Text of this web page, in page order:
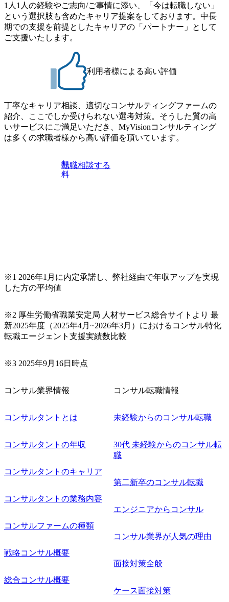
1人1人の経験やご志向/ご事情に添い、「今は転職しない」
という選択肢も含めたキャリア提案をしております。中長
期での支援を前提としたキャリアの「パートナー」として
ご支援いたします。
利用者様による高い評価
丁寧なキャリア相談、適切なコンサルティングファームの
紹介、ここでしか受けられない選考対策。そうした質の高
いサービスにご満足いただき、MyVisionコンサルティング
は多くの求職者様から高い評価を頂いています。
無
料
転職相談する
※1 2026年1月に内定承諾し、弊社経由で年収アップを実現
した方の平均値
※2 厚生労働省職業安定局 人材サービス総合サイトより 最
新2025年度（2025年4月~2026年3月）におけるコンサル特化
転職エージェント支援実績数比較
※3 2025年9月16日時点
コンサル業界情報
コンサルタントとは
コンサルタントの年収
コンサルタントのキャリア
コンサルタントの業務内容
コンサルファームの種類
戦略コンサル概要
総合コンサル概要
コンサル転職情報
未経験からのコンサル転職
30代 未経験からのコンサル転
職
第二新卒のコンサル転職
エンジニアからコンサル
コンサル業界が人気の理由
面接対策全般
ケース面接対策